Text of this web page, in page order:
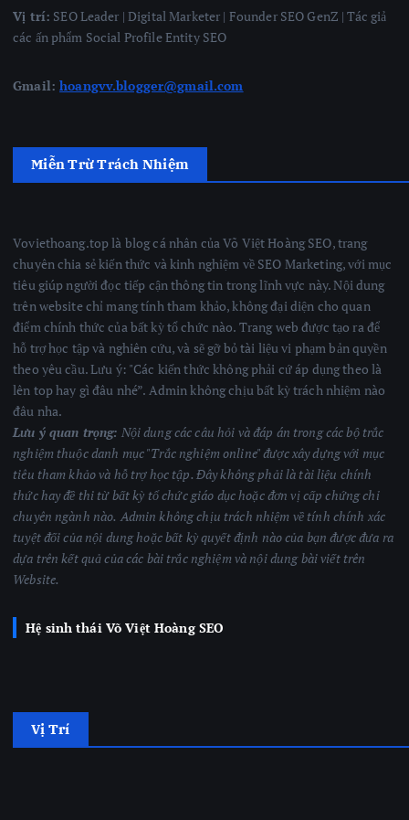
Vị trí: SEO Leader | Digital Marketer | Founder SEO GenZ | Tác giả
các ấn phẩm Social Profile Entity SEO
Gmail:hoangvv.blogger@gmail.com
Miễn Trừ Trách Nhiệm
Voviethoang.top là blog cá nhân của Võ Việt Hoàng SEO, trang
chuyên chia sẻ kiến thức và kinh nghiệm về SEO Marketing, với mục
tiêu giúp người đọc tiếp cận thông tin trong lĩnh vực này. Nội dung
trên website chỉ mang tính tham khảo, không đại diện cho quan
điểm chính thức của bất kỳ tổ chức nào. Trang web được tạo ra để
hỗ trợ học tập và nghiên cứu, và sẽ gỡ bỏ tài liệu vi phạm bản quyền
theo yêu cầu. Lưu ý: "Các kiến thức không phải cứ áp dụng theo là
lên top hay gì đâu nhé”. Admin không chịu bất kỳ trách nhiệm nào
đâu nha.
Lưu ý quan trọng: Nội dung các câu hỏi và đáp án trong các bộ trắc
nghiệm thuộc danh mục "Trắc nghiệm online" được xây dựng với mục
tiêu tham khảo và hỗ trợ học tập. Đây không phải là tài liệu chính
thức hay đề thi từ bất kỳ tổ chức giáo dục hoặc đơn vị cấp chứng chỉ
chuyên ngành nào. Admin không chịu trách nhiệm về tính chính xác
tuyệt đối của nội dung hoặc bất kỳ quyết định nào của bạn được đưa ra
dựa trên kết quả của các bài trắc nghiệmvà nội dung bài viết trên
Website.
Hệ sinh thái Võ Việt Hoàng SEO
Vị Trí